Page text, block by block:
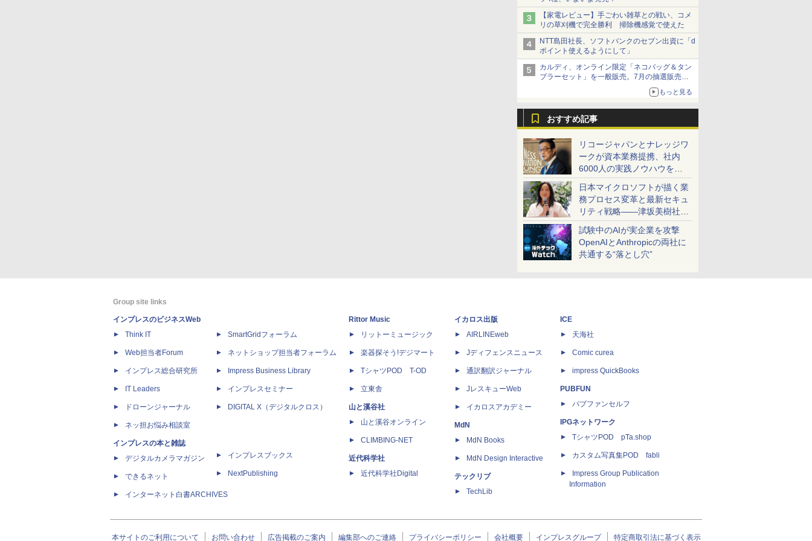
【家電レビュー】手ごわい雑草との戦い、コメ
リの草刈機で完全勝利 掃除機感覚で使えた
NTT島田社長、ソフトバンクのセブン出資に「d
ポイント使えるようにして」
カルディ、オンライン限定「ネコバッグ＆タン
ブラーセット」を一般販売。7月の抽選販売の
もっと見る
おすすめ記事
リコージャパンとナレッジワ
ークが資本業務提携、社内
6000人の実践ノウハウを生
かした「AI商談記録 for
RICOH」を展開へ
日本マイクロソフトが描く業
務プロセス変革と最新セキュ
リティ戦略――津坂美樹社長
が2027年度戦略を説明
試験中のAIが実企業を攻撃
OpenAIとAnthropicの両社に
共通する“落とし穴”
Group site links
インプレスのビジネスWeb
Think IT
Web担当者Forum
インプレス総合研究所
IT Leaders
ドローンジャーナル
ネッ担お悩み相談室
インプレスの本と雑誌
デジタルカメラマガジン
できるネット
インターネット白書ARCHIVES
SmartGridフォーラム
ネットショップ担当者フォーラム
Impress Business Library
インプレスセミナー
DIGITAL X（デジタルクロス）
インプレスブックス
NextPublishing
Rittor Music
リットーミュージック
楽器探そう!デジマート
TシャツPOD T-OD
立東舎
山と溪谷社
山と溪谷オンライン
CLIMBING-NET
近代科学社
近代科学社Digital
イカロス出版
AIRLINEweb
Jディフェンスニュース
通訳翻訳ジャーナル
JレスキューWeb
イカロスアカデミー
MdN
MdN Books
MdN Design Interactive
テックリブ
TechLib
ICE
天海社
Comic curea
impress QuickBooks
PUBFUN
パブファンセルフ
IPGネットワーク
TシャツPOD pTa.shop
カスタム写真集POD fabli
Impress Group Publication
Information
本サイトのご利用について お問い合わせ 広告掲載のご案内 編集部へのご連絡 プライバシーポリシー 会社概要 インプレスグループ 特定商取引法に基づく表示